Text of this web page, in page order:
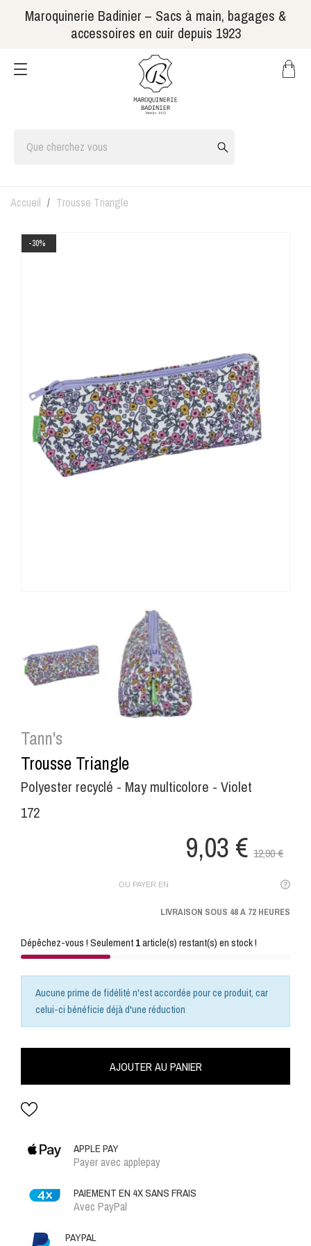
Maroquinerie Badinier – Sacs à main, bagages &
accessoires en cuir depuis 1923
Accueil Trousse Triangle
-30%
Tann's
Trousse Triangle
Polyester recyclé - May multicolore - Violet
172
9,03 € 12,90 €
OU PAYER EN
LIVRAISON SOUS 48 A 72 HEURES
Dépêchez-vous ! Seulement1article(s) restant(s) en stock !
Aucune prime de fidélité n'est accordée pour ce produit, car
celui-ci bénéficie déjà d'une réduction
AJOUTER AU PANIER
APPLE PAY
Payer avec applepay
PAIEMENT EN 4X SANS FRAIS
Avec PayPal
PAYPAL